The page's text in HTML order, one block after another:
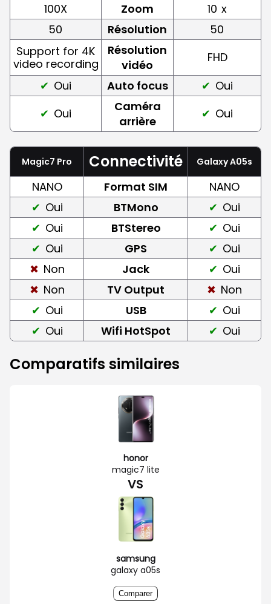
100X Zoom 10 x
50
Résolution
50
Support for 4K
video recording
Résolution
vidéo
FHD
Oui
Auto focus
Oui
Oui
Caméra
arrière
Oui
Magic7 Pro Connectivité Galaxy A05s
NANO Format SIM
NANO
Oui
BTMono
Oui
Oui
BTStereo
Oui
Oui
GPS
Oui
Non
Jack
Oui
Non
TV Output
Non
Oui
USB
Oui
Oui
Wifi HotSpot Oui
Comparatifs similaires
honor
magic7 lite
VS
samsung
galaxy a05s
Comparer